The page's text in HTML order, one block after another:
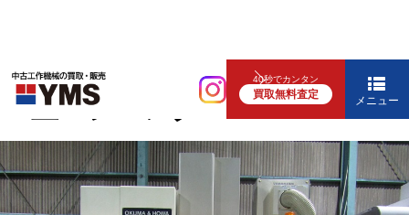
40秒でカンタン
買取無料査定 メニュー
マシニング
#4立マシニング